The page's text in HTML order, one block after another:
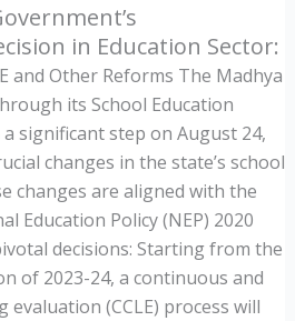
in Education Sector:
and Other Reforms The Madhya
its School Education
significant step on August 24,
changes in the state’s school
changes are aligned with the
Education Policy (NEP) 2020
decisions: Starting from the
of 2023-24, a continuous and
(CCLE) process will